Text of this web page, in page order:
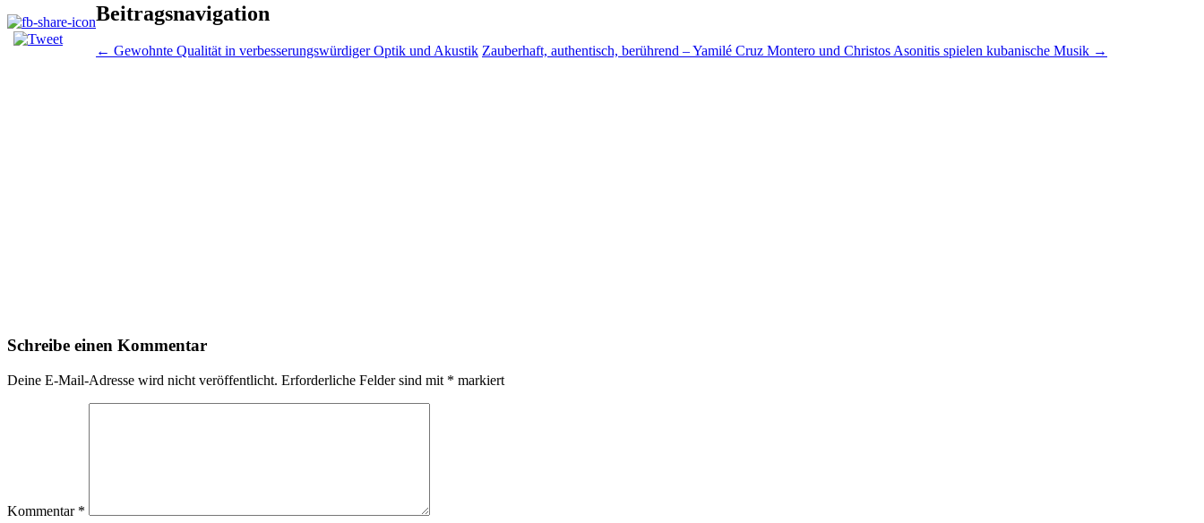
Beitragsnavigation
← Gewohnte Qualität in verbesserungswürdiger Optik und Akustik Zauberhaft, authentisch, berührend – Yamilé Cruz Montero und Christos Asonitis spielen kubanische Musik →
Schreibe einen Kommentar
Deine E-Mail-Adresse wird nicht veröffentlicht. Erforderliche Felder sind mit * markiert
Kommentar *